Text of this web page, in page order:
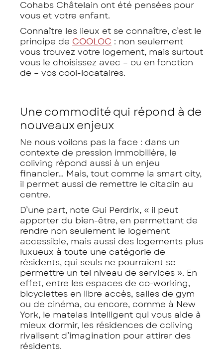
Cohabs Châtelain ont été pensées pour
vous et votre enfant.
Connaître les lieux et se connaître, c’est le
principe de COOLOC : non seulement
vous trouvez votre logement, mais surtout
vous le choisissez avec – ou en fonction
de – vos cool-locataires.
Une commodité qui répond à de
nouveaux enjeux
Ne nous voilons pas la face : dans un
contexte de pression immobilière, le
coliving répond aussi à un enjeu
financier… Mais, tout comme la smart city,
il permet aussi de remettre le citadin au
centre.
D’une part, note Gui Perdrix, « il peut
apporter du bien-être, en permettant de
rendre non seulement le logement
accessible, mais aussi des logements plus
luxueux à toute une catégorie de
résidents, qui seuls ne pourraient se
permettre un tel niveau de services ». En
effet, entre les espaces de co-working,
bicyclettes en libre accès, salles de gym
ou de cinéma, ou encore, comme à New
York, le matelas intelligent qui vous aide à
mieux dormir, les résidences de coliving
rivalisent d’imagination pour attirer des
résidents.